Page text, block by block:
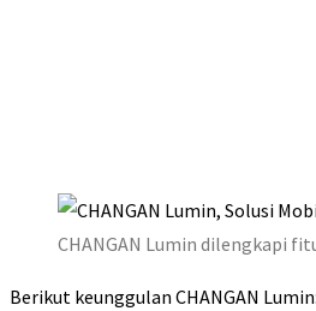
CHANGAN Lumin dilengkapi
Berikut keunggulan CHANGAN Lumin: